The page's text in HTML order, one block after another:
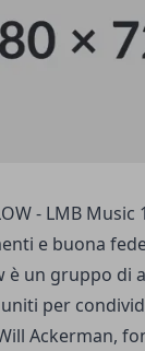
- LMB
e buona
è un gruppo di
per
Ackerman,